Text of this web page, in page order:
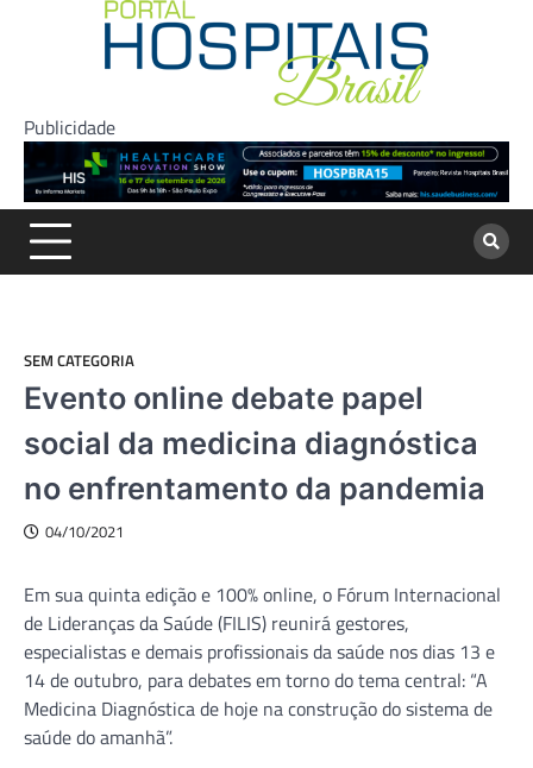
Publicidade
SEM CATEGORIA
Evento online debate papel
social da medicina diagnóstica
no enfrentamento da pandemia
04/10/2021
Em sua quinta edição e 100% online, o Fórum Internacional
de Lideranças da Saúde (FILIS) reunirá gestores,
especialistas e demais profissionais da saúde nos dias 13 e
14 de outubro, para debates em torno do tema central: “A
Medicina Diagnóstica de hoje na construção do sistema de
saúde do amanhã”.